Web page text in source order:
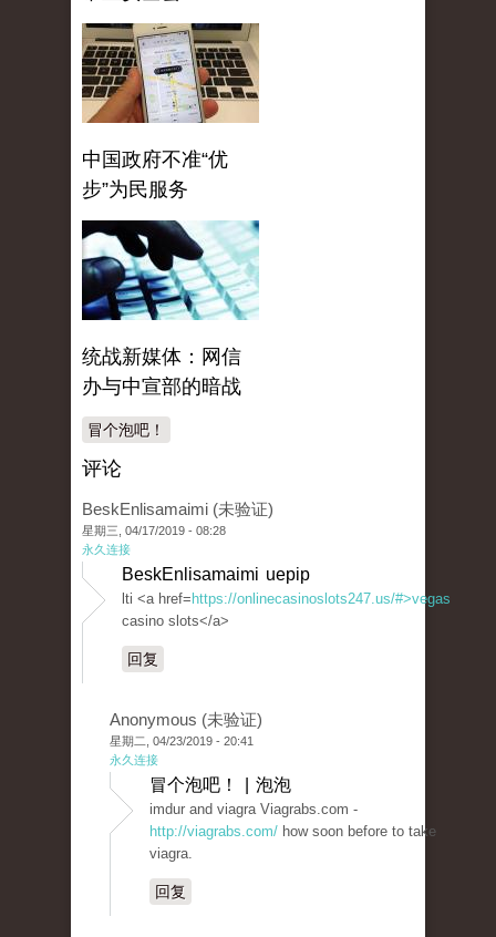
中国政府不准“优
步”为民服务
统战新媒体：网信
办与中宣部的暗战
冒个泡吧！
评论
BeskEnlisamaimi (未验证)
星期三, 04/17/2019 - 08:28
永久连接
BeskEnlisamaimi uepip
lti <a href= https://onlinecasinoslots247.us/#>vegas
casino slots</a>
回复
Anonymous (未验证)
星期二, 04/23/2019 - 20:41
永久连接
冒个泡吧！ | 泡泡
imdur and viagra Viagrabs.com -
http://viagrabs.com/ how soon before to take
viagra.
回复